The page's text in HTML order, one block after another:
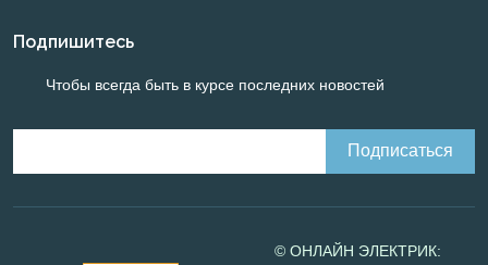
Подпишитесь
Чтобы всегда быть в курсе последних новостей
© ОНЛАЙН ЭЛЕКТРИК: